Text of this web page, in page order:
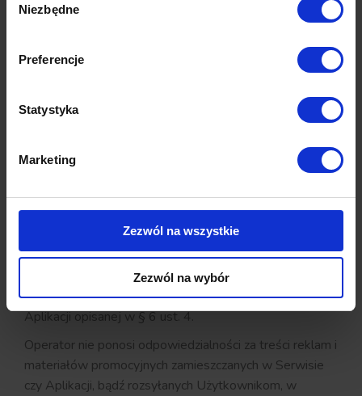
zgody
Niezbędne
Preferencje
Statystyka
Marketing
Zezwól na wszystkie
Zezwól na wybór
samym Operator nie ponosi jakiekolwiek
Operator zastrzega, że korzystanie z Serwisu odbywa
się wyłącznie na koszt i ryzyko osoby go odwiedzającej.
zaprzestania świadczenia Usług w przypadku awarii
bądź modernizacji technicznej Serwisu bądź Aplikacji
Podstawowej zawieranej pomiędzy Operatorem a
Operator nie ponosi odpowiedzialności za prawdziwość
czy rzetelność danych kontrahenta uzyskanych przez
Użytkownika przy wykorzystaniu funkcjonalności
Aplikacji opisanej w § 6 ust. 4.
Operator nie ponosi odpowiedzialności za treści reklam i
materiałów promocyjnych zamieszczanych w Serwisie
czy Aplikacji, bądź rozsyłanych Użytkownikom, w